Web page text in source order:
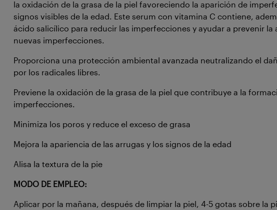
la oxidación de la grasa de la piel favoreciendo la aparición de
signos visibles de la edad. Este serum con vitamina C contiene,
ácido salicílico para reducir las imperfecciones y ayudar a prevenir la
nuevas imperfecciones.
Proporciona una protección ambiental avanzada neutralizando el
por los radicales libres.
Previene la oxidación de la grasa de la piel que contribuye a la
imperfecciones.
Minimiza los poros y reduce el exceso de grasa
Mejora la apariencia de las arrugas y los signos de la edad
Alisa la textura de la pie
MODO DE EMPLEO:
Aplicar por la mañana, después de limpiar la piel, 4-5 gotas sobre la